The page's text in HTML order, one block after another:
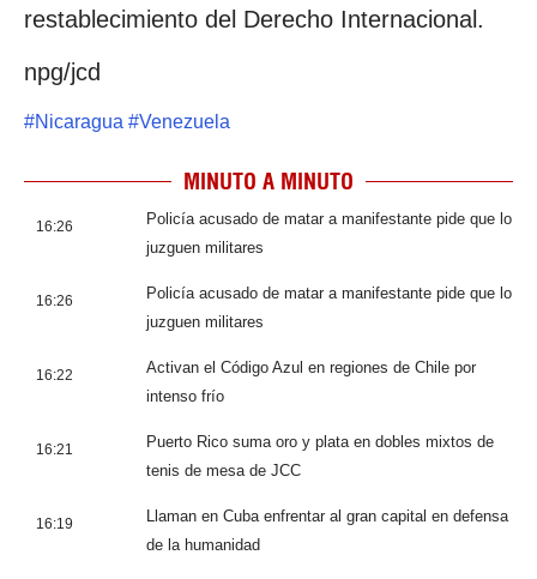
restablecimiento del Derecho Internacional.
npg/jcd
#Nicaragua #Venezuela
MINUTO A MINUTO
16:26
Policía acusado de matar a manifestante pide que lo
juzguen militares
16:26
Policía acusado de matar a manifestante pide que lo
juzguen militares
16:22
Activan el Código Azul en regiones de Chile por
intenso frío
16:21
Puerto Rico suma oro y plata en dobles mixtos de
tenis de mesa de JCC
16:19
Llaman en Cuba enfrentar al gran capital en defensa
de la humanidad